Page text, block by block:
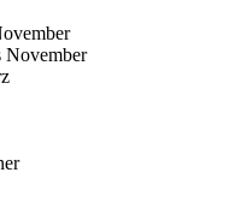
November